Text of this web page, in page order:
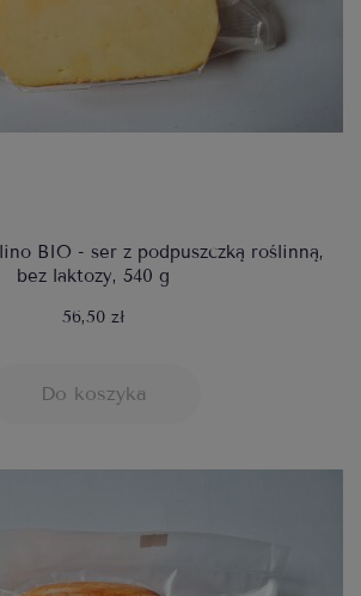
BIO - ser z podpuszczką roślinną,
bez laktozy, 540 g
56,50 zł
Do koszyka